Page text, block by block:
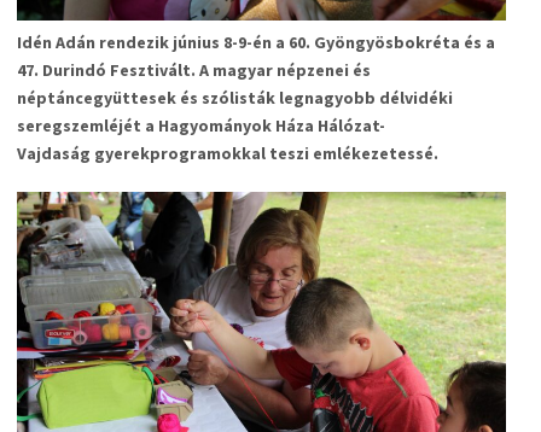
Idén Adán rendezik június 8-9-én a 60. Gyöngyösbokréta és a
47. Durindó Fesztivált. A magyar népzenei és
néptáncegyüttesek és szólisták legnagyobb délvidéki
seregszemléjét a Hagyományok Háza Hálózat-
Vajdaság gyerekprogramokkal teszi emlékezetessé.